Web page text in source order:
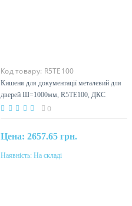
Код товару: R5TE100
Кишеня для документації металевий для
дверей Ш=1000мм, R5TE100, ДКС
0
Цена: 2657.65 грн.
Купити
Наявність: На складі